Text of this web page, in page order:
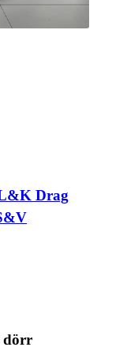
Drag
dörr